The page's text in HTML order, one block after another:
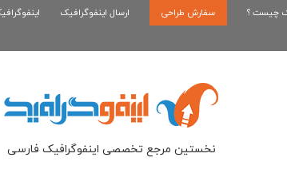
اینفوگرافیک رپر های فارسی نسل... چیست ؟ سفارش طراحی ارسال اینفوگرافیک
نخستین مرجع تخصصی اینفوگرافیک فارسی